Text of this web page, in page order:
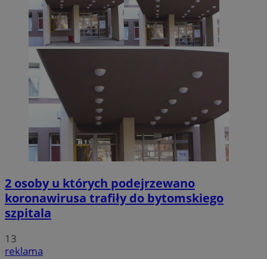
2 osoby u których podejrzewano
koronawirusa trafiły do bytomskiego
szpitala
13
reklama